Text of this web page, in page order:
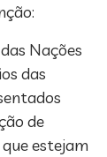
Nações
das
de
estejam